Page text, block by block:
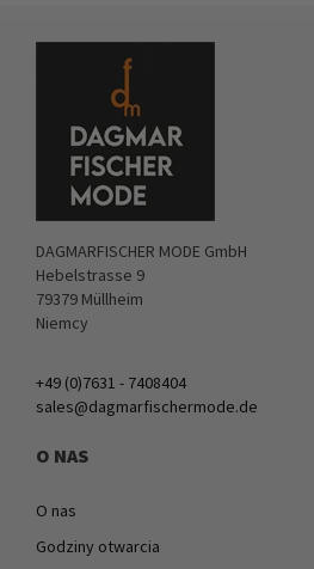
DAGMARFISCHER MODE GmbH
Hebelstrasse 9
79379 Müllheim
Niemcy
+49 (0)7631 - 7408404
sales@dagmarfischermode.de
O NAS
O nas
Godziny otwarcia